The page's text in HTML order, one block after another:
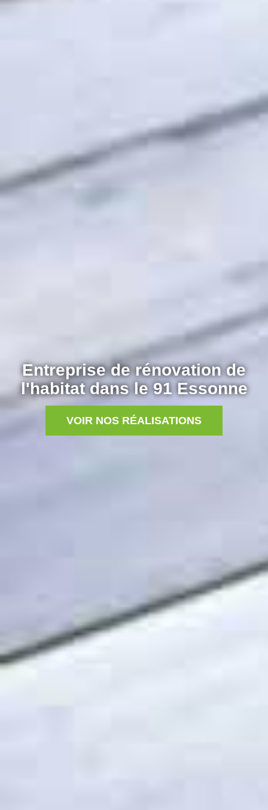
Entreprise de rénovation de
l'habitat dans le 91 Essonne
VOIR NOS RÉALISATIONS